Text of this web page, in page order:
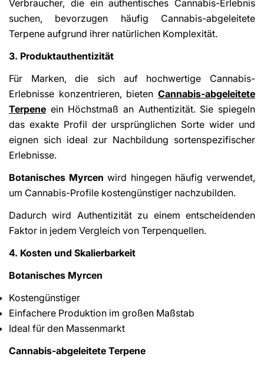
Verbraucher, die ein authentisches Cannabis-Erlebnis
suchen, bevorzugen häufig Cannabis-abgeleitete
Terpene aufgrund ihrer natürlichen Komplexität.
3. Produktauthentizität
Für Marken, die sich auf hochwertige Cannabis-
Erlebnisse konzentrieren, bieten Cannabis-abgeleitete
Terpene ein Höchstmaß an Authentizität. Sie spiegeln
das exakte Profil der ursprünglichen Sorte wider und
eignen sich ideal zur Nachbildung sortenspezifischer
Erlebnisse.
Botanisches Myrcen wird hingegen häufig verwendet,
um Cannabis-Profile kostengünstiger nachzubilden.
Dadurch wird Authentizität zu einem entscheidenden
Faktor in jedem Vergleich von Terpenquellen.
4. Kosten und Skalierbarkeit
Botanisches Myrcen
Kostengünstiger
Einfachere Produktion im großen Maßstab
Ideal für den Massenmarkt
Cannabis-abgeleitete Terpene